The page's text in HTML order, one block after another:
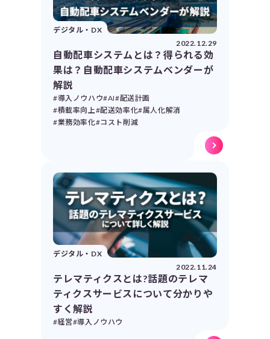
デジタル・DX
2022.12.29
自動配車システムとは？得られる効
果は？自動配車システムベンダーが
解説
#導入ノウハウ#AI#配送計画
#積載率向上#配送効率化#属人化解消
#業務効率化#コスト削減
デジタル・DX
2022.11.24
テレマティクスとは?話題のテレマ
ティクスサービスについて分かりや
すく解説
#経営#導入ノウハウ